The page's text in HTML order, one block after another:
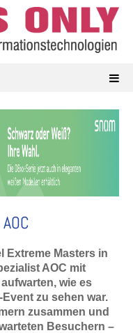
Extreme Masters in
AOC mit
aufwarten, wie es
-Event zu sehen war.
zusammen und
Besuchern –